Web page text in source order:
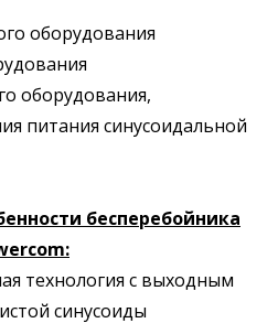
оборудования
оборудования,
питания синусоидальной
бесперебойника
технология с выходным
синусоиды